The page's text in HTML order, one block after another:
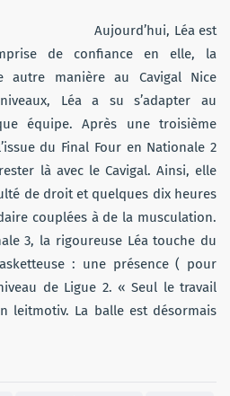
Aujourd’hui, Léa est
de confiance en elle, la
autre manière au Cavigal Nice
Léa a su s’adapter au
équipe. Après une troisième
du Final Four en Nationale 2
là avec le Cavigal. Ainsi, elle
de droit et quelques dix heures
couplées à de la musculation.
3, la rigoureuse Léa touche du
: une présence ( pour
de Ligue 2. « Seul le travail
leitmotiv. La balle est désormais